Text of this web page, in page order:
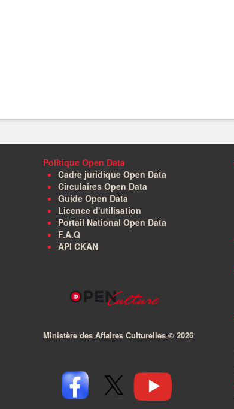
Politique Open Data
Cadre juridique Open Data
Circulaires Open Data
Guide Open Data
Licence d'utilisation
Portail National Open Data
F.A.Q
API CKAN
Ministère des Affaires Culturelles © 2026